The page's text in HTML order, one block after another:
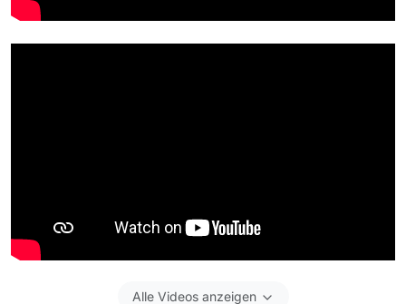
Alle Videos anzeigen